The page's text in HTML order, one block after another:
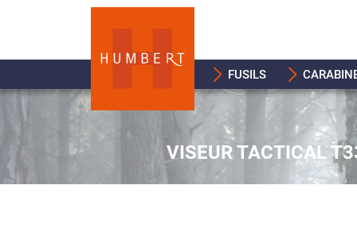
FUSILS
VISEUR TACTICAL